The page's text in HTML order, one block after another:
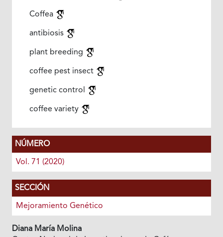
Coffea
antibiosis
plant breeding
coffee pest insect
genetic control
coffee variety
NÚMERO
Vol. 71 (2020)
SECCIÓN
Mejoramiento Genético
Diana María Molina